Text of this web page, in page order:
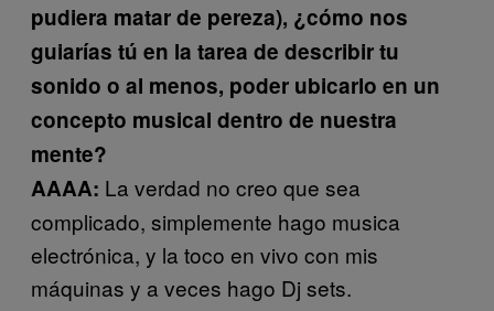
pudiera matar de pereza), ¿cómo nos
guiarías tú en la tarea de describir tu
sonido o al menos, poder ubicarlo en un
concepto musical dentro de nuestra
mente?
AAAA: La verdad no creo que sea
complicado, simplemente hago musica
electrónica, y la toco en vivo con mis
máquinas y a veces hago Dj sets.